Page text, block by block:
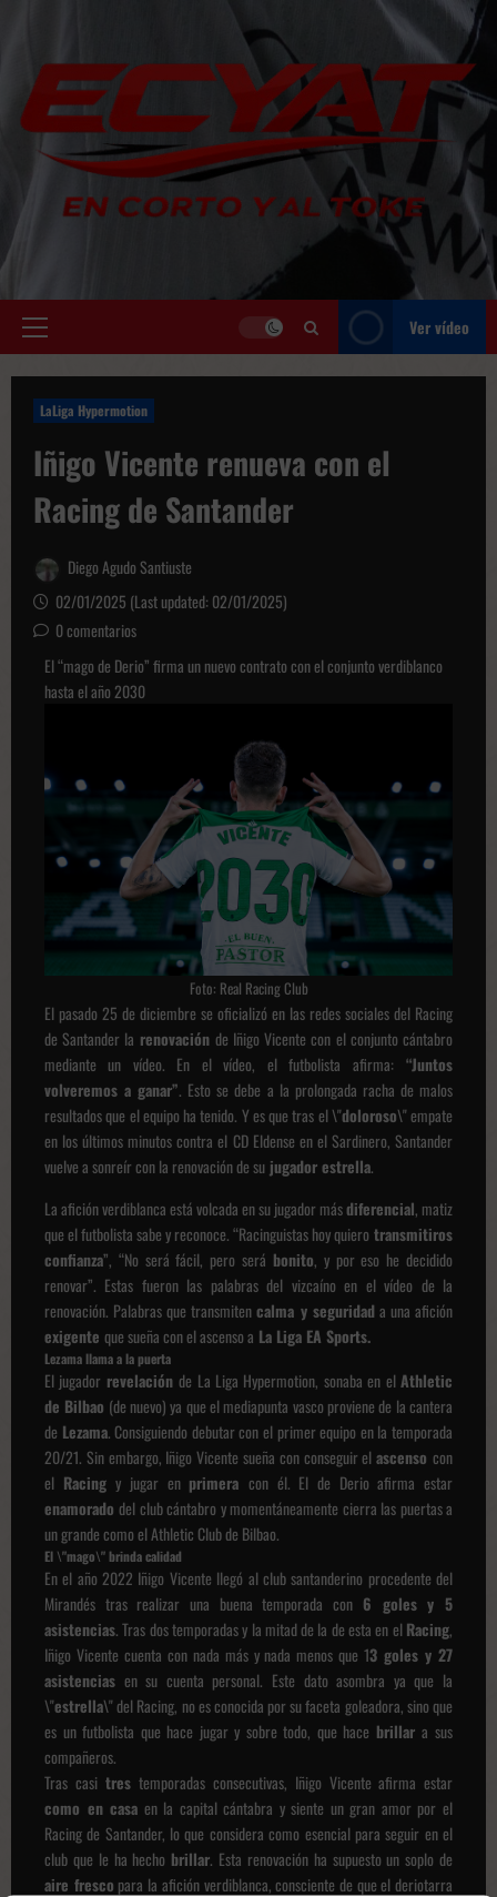
contenido
Menú
Ver vídeo
LaLiga Hypermotion
Iñigo Vicente renueva con el
Racing de Santander
Diego Agudo Santiuste
02/01/2025 (Last updated: 02/01/2025)
0 comentarios
El “mago de Derio” firma un nuevo contrato con el conjunto verdiblanco
hasta el año 2030
Foto: Real Racing Club
El pasado 25 de diciembre se oficializó en las redes sociales del Racing
de Santander la renovación de Iñigo Vicente con el conjunto cántabro
mediante un vídeo. En el vídeo, el futbolista afirma: “Juntos
volveremos a ganar”. Esto se debe a la prolongada racha de malos
resultados que el equipo ha tenido. Y es que tras el \"doloroso\" empate
en los últimos minutos contra el CD Eldense en el Sardinero, Santander
vuelve a sonreír con la renovación de su jugador estrella.
La afición verdiblanca está volcada en su jugador másdiferencial, matiz
que el futbolista sabe y reconoce. “Racinguistas hoy quiero transmitiros
confianza”, “No será fácil, pero será bonito, y por eso he decidido
renovar”. Estas fueron las palabras del vizcaíno en el vídeo de la
renovación. Palabras que transmitencalma y seguridad a una afición
exigente que sueña con el ascenso a La Liga EA Sports.
Lezama llama a la puerta
El jugador revelaciónde La Liga Hypermotion, sonaba en elAthletic
de Bilbao (de nuevo) ya que el mediapunta vasco proviene de la cantera
de Lezama. Consiguiendo debutar con el primer equipo en la temporada
20/21. Sin embargo, Iñigo Vicente sueña con conseguir elascensocon
el Racingy jugar en primeracon él. El de Derio afirma estar
enamoradodel club cántabro y momentáneamente cierra las puertas a
un grande como el Athletic Club de Bilbao.
El \"mago\" brinda calidad
En el año 2022 Iñigo Vicente llegó al club santanderino procedente del
Mirandés tras realizar una buena temporada con 6 goles y 5
asistencias. Tras dos temporadas y la mitad de la de esta en elRacing,
Iñigo Vicente cuenta con nada más y nada menos que 13 goles y 27
asistencias en su cuenta personal. Este dato asombra ya que la
\"estrella\" del Racing, no es conocida por su faceta goleadora, sino que
es un futbolista que hace jugar y sobre todo, que hace brillara sus
compañeros.
Tras casi trestemporadas consecutivas, Iñigo Vicente afirma estar
como en casa en la capital cántabra y siente un gran amor por el
Racing de Santander, lo que considera como esencial para seguir en el
club que le ha hecho brillar. Esta renovación ha supuesto un soplo de
aire fresco para la afición verdiblanca, consciente de que el deriotarra